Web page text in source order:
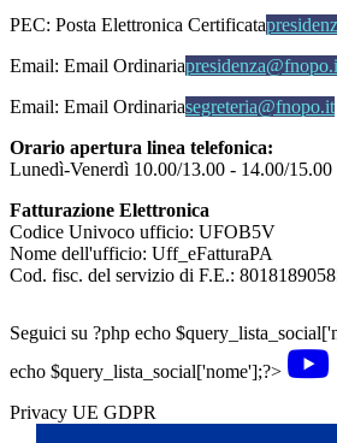
PEC: Posta Elettronica Certificata
Email: Email Ordinaria
Email: Email Ordinariasegreteria@fnopo.it
Orario apertura linea telefonica:
Lunedì-Venerdì 10.00/13.00 - 14.00/15.00
Fatturazione Elettronica
Codice Univoco ufficio: UFOB5V
Nome dell'ufficio: Uff_eFatturaPA
Cod. fisc. del servizio di F.E.:
Seguici su ?php echo
echo $query_lista_social['nome'];?>
Privacy UE GDPR